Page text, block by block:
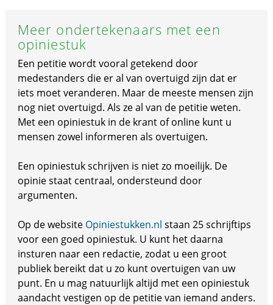
Meer ondertekenaars met een
opiniestuk
Een petitie wordt vooral getekend door
medestanders die er al van overtuigd zijn dat er
iets moet veranderen. Maar de meeste mensen zijn
nog niet overtuigd. Als ze al van de petitie weten.
Met een opiniestuk in de krant of online kunt u
mensen zowel informeren als overtuigen.
Een opiniestuk schrijven is niet zo moeilijk. De
opinie staat centraal, ondersteund door
argumenten.
Op de website Opiniestukken.nl staan 25 schrijftips
voor een goed opiniestuk. U kunt het daarna
insturen naar een redactie, zodat u een groot
publiek bereikt dat u zo kunt overtuigen van uw
punt. En u mag natuurlijk altijd met een opiniestuk
aandacht vestigen op de petitie van iemand anders.